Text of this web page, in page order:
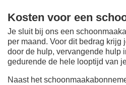
Kosten voor een
Je sluit bij ons een
per maand. Voor dit bedrag krijg
door de hulp, vervangende hulp
gedurende de hele looptijd van
Naast het